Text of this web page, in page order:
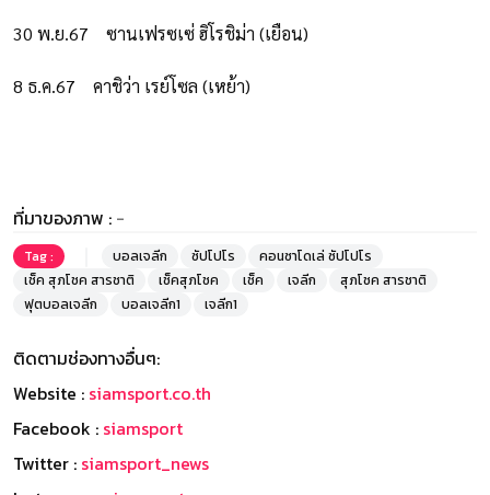
30 พ.ย.67 ซานเฟรซเซ่ ฮิโรชิม่า (เยือน)
8 ธ.ค.67 คาชิว่า เรย์โซล (เหย้า)
ที่มาของภาพ : -
Tag : บอลเจลีก ซัปโปโร
คอนซาโดเล่ ซัปโปโร
เช็ค สุภโชค สารชาติ
เช็คสุภโชค เช็ค เจลีก
สุภโชค สารชาติ
ฟุตบอลเจลีก
บอลเจลีก1 เจลีก1
ติดตามช่องทางอื่นๆ:
Website : siamsport.co.th
Facebook : siamsport
Twitter : siamsport_news